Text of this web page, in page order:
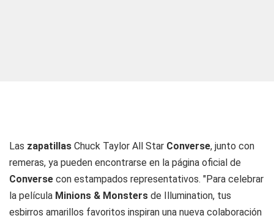
Las zapatillas Chuck Taylor All Star Converse, junto con
remeras, ya pueden encontrarse en la página oficial de
Converse con estampados representativos. "Para celebrar
la película Minions & Monsters de Illumination, tus
esbirros amarillos favoritos inspiran una nueva colaboración